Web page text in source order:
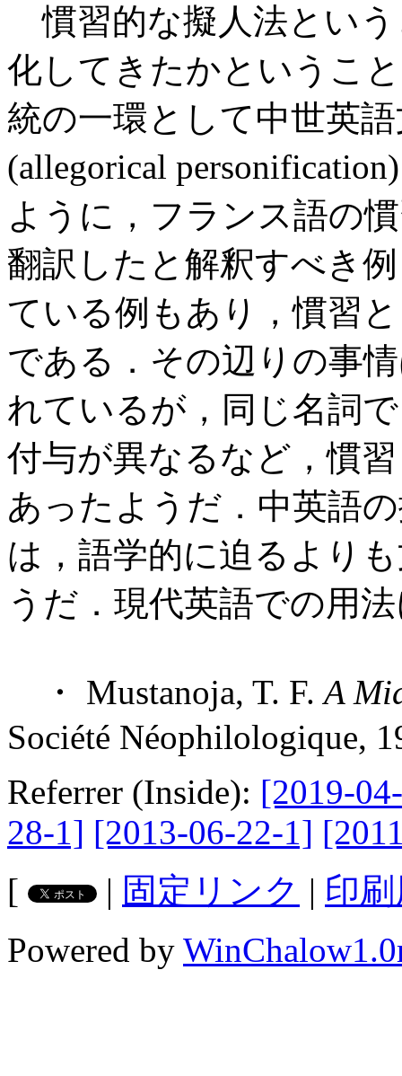
慣習的な擬人法とい
化してきたかというこ
統の一環として中世英
(allegorical
ように，フランス語の
翻訳したと解釈すべき
ている例もあり，慣習
である．その辺りの事
れているが，同じ名詞
付与が異なるなど，慣
あったようだ．中英語
は，語学的に迫るより
うだ．現代英語での用
・ Mustanoja, T. F.A
Société Néophilologique,
Referrer (Inside): [2019-
28-1] [2013-06-22-1]
[
| 固定リンク | 印
Powered by